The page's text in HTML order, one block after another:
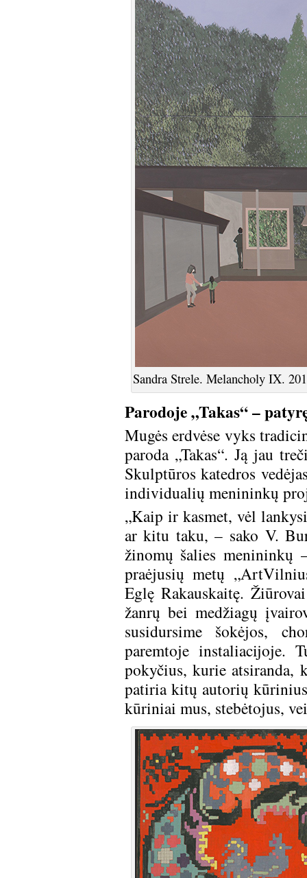
Sandra Strele. Melancholy IX.
Parodoje „Takas“ –
Mugės erdvėse vyks
paroda „Takas“. Ją jau
Skulptūros katedros
individualių menininkų
„Kaip ir kasmet, vėl
ar kitu taku, – sako V.
žinomų šalies menininkų
praėjusių metų
Eglę Rakauskaitę.
žanrų bei medžiagų
susidursime šokėjos,
paremtoje instaliacijoje.
pokyčius, kurie atsiranda,
patiria kitų autorių
kūriniai mus, stebėtojus,